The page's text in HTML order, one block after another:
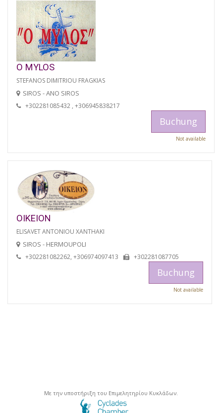
O MYLOS
STEFANOS DIMITRIOU FRAGKIAS
SIROS - ANO SIROS
+302281085432 , +306945838217
Buchung
Not available
OIKEION
ELISAVET ANTONIOU XANTHAKI
SIROS - HERMOUPOLI
+302281082262, +306974097413 +302281087705
Buchung
Not available
Με την υποστήριξη του Επιμελητηρίου Κυκλάδων.